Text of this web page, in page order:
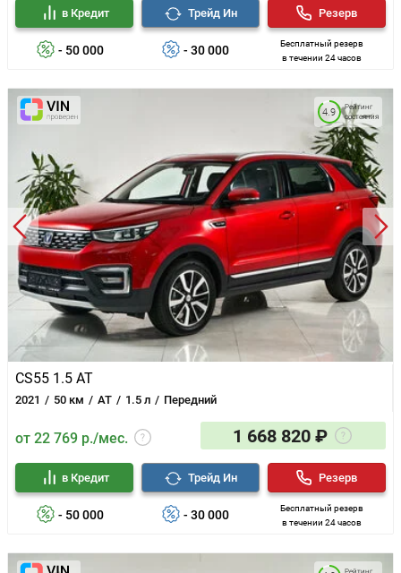
- 50 000
в Кредит
- 30 000
Трейд Ин
Бесплатный резерв
в течении 24 часов
Резерв
CS55 1.5 AT
2021 50 км AT 1.5 л Передний
Рейтинг
состояния
4.9
от 22 769 р./мес. 1 668 820 ₽
- 50 000
в Кредит
- 30 000
Трейд Ин
Бесплатный резерв
в течении 24 часов
Резерв